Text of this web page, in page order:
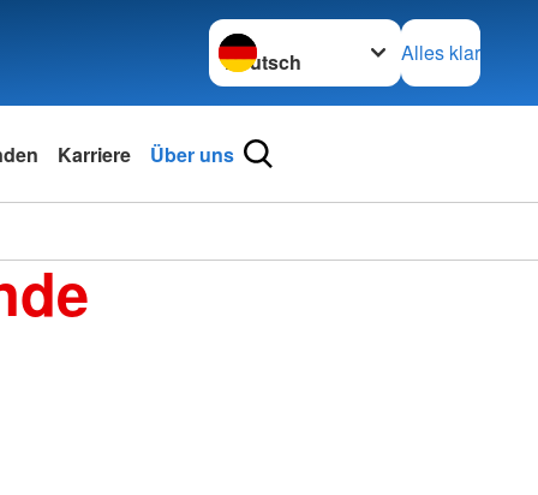
Sprache wechseln zu
Alles klar
Karriere Über uns